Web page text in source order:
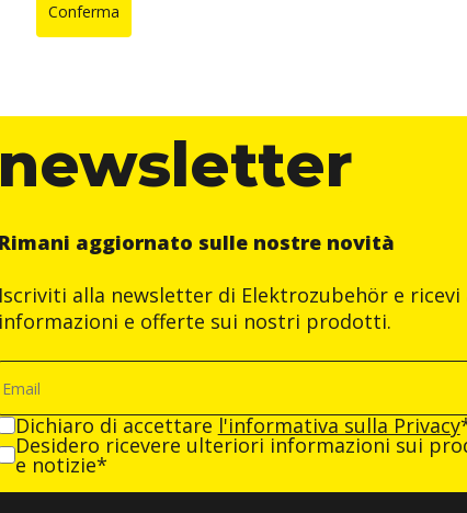
Conferma
newsletter
Rimani aggiornato sulle nostre novità
Iscriviti alla newsletter di Elektrozubehör e
informazioni e offerte sui nostri prodotti.
Dichiaro di accettare l'informativa sulla Privacy
Desidero ricevere ulteriori informazioni sui
e notizie*